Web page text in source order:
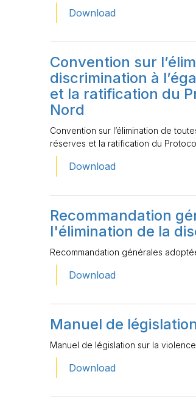
Download
Convention sur
discrimination à
et la ratification du
Nord
Convention sur l’élimination de
réserves et la ratification du
Download
Recommandation
l'élimination de la
Recommandation générales
Download
Manuel de
Manuel de législation sur la
Download